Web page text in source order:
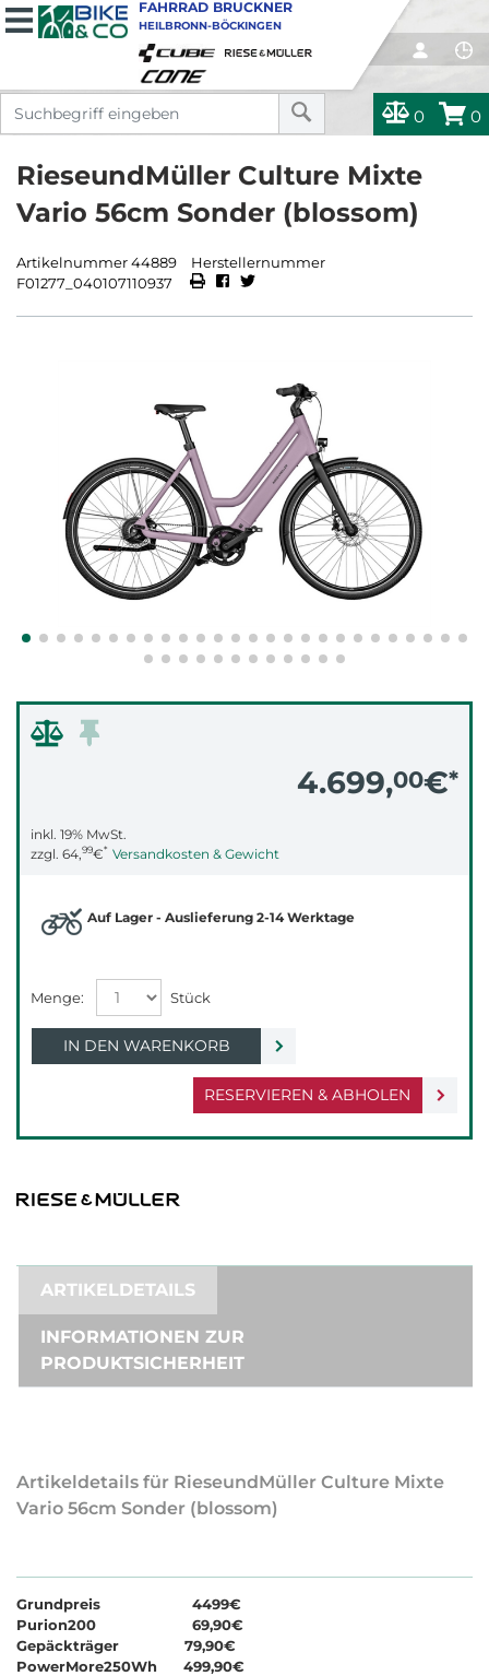
0 0
FAHRRAD BRUCKNER
HEILBRONN-BÖCKINGEN
RieseundMüller Culture Mixte
Vario 56cm Sonder (blossom)
Artikelnummer 44889
Herstellernummer
F01277_040107110937
4.699,00€*
inkl. 19% MwSt.
zzgl. 64,99€* Versandkosten & Gewicht
RESERVIEREN & ABHOLEN
Auf Lager - Auslieferung 2-14 Werktage
IN DEN WARENKORB
ARTIKELDETAILS
INFORMATIONEN ZUR
PRODUKTSICHERHEIT
Artikeldetails für RieseundMüller Culture Mixte
Vario 56cm Sonder (blossom)
Grundpreis 4499€
Purion200 69,90€
Gepäckträger 79,90€
PowerMore250Wh 499,90€